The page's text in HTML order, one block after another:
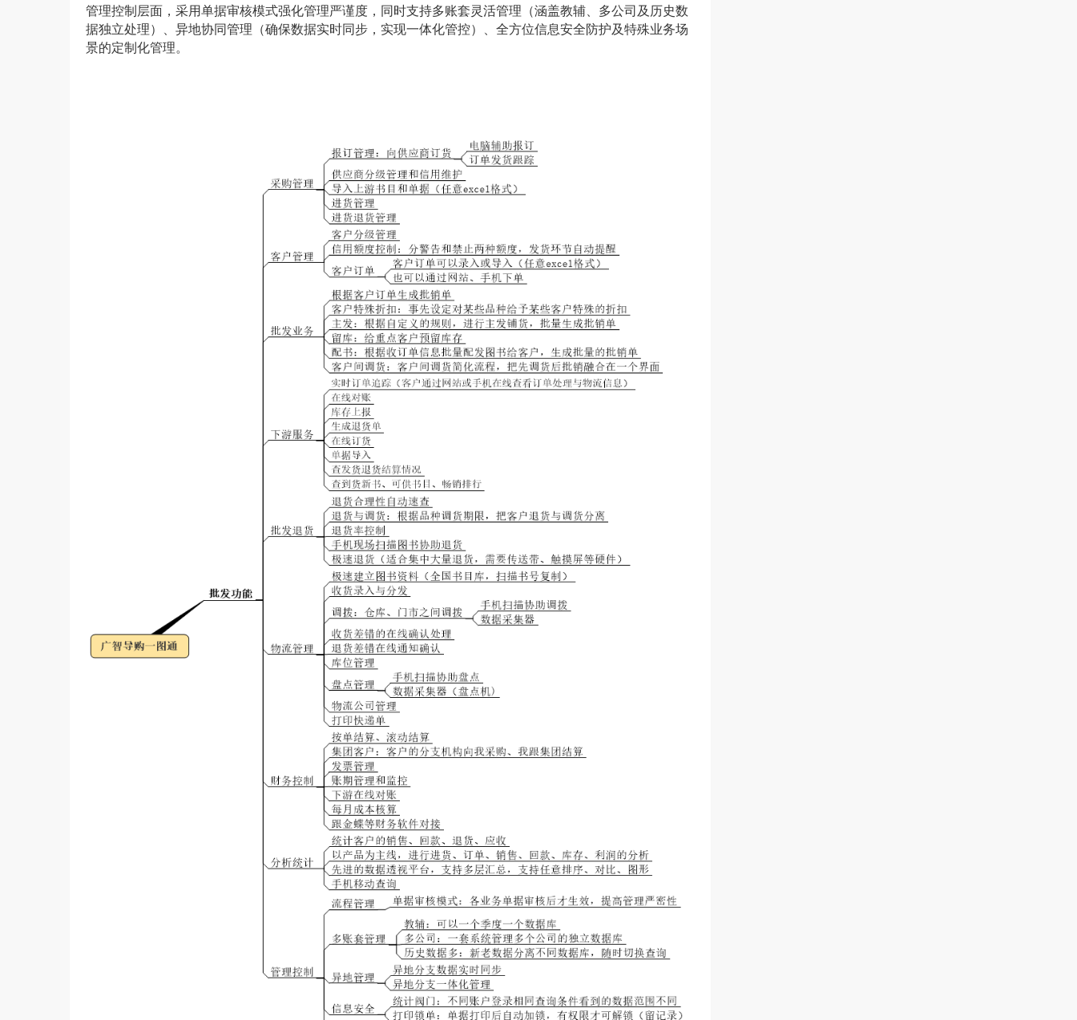
管理控制层面，采用单据审核模式强化管理严谨度，同时支持多账套灵活管理（涵盖教辅、多公司及历史数
据独立处理）、异地协同管理（确保数据实时同步，实现一体化管控）、全方位信息安全防护及特殊业务场
景的定制化管理。